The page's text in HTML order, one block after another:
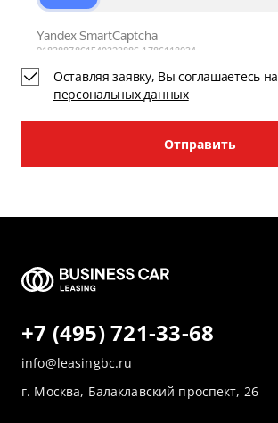
Отправить
Оставляя заявку, Вы соглашаетесь на
персональных данных
+7 (495) 721-33-68
info@leasingbc.ru
г. Москва, Балаклавский проспект, 26